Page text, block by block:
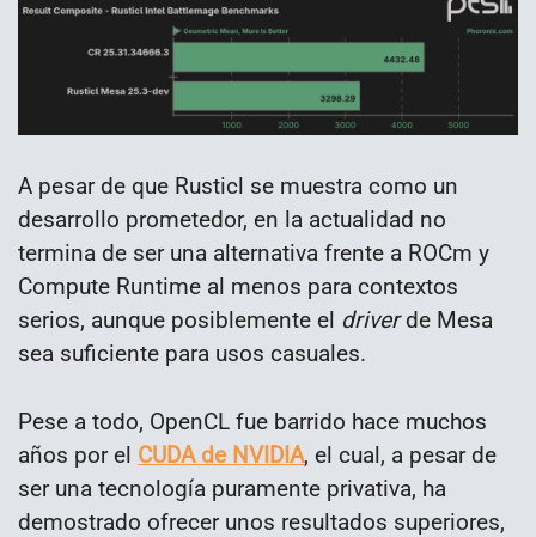
A pesar de que Rusticl se muestra como un
desarrollo prometedor, en la actualidad no
termina de ser una alternativa frente a ROCm y
Compute Runtime al menos para contextos
serios, aunque posiblemente el driverde Mesa
sea suficiente para usos casuales.
Pese a todo, OpenCL fue barrido hace muchos
años por el CUDA de NVIDIA, el cual, a pesar de
ser una tecnología puramente privativa, ha
demostrado ofrecer unos resultados superiores,